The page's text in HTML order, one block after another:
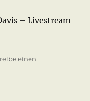
– Livestream
einen